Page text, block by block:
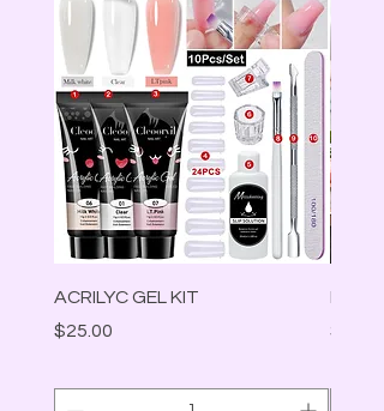
ACRILYC GEL KIT
Precio
$25.00
Precio
$30.00